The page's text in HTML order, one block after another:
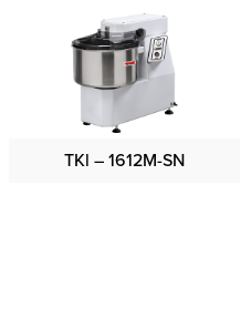
TKl – 1612M-SN